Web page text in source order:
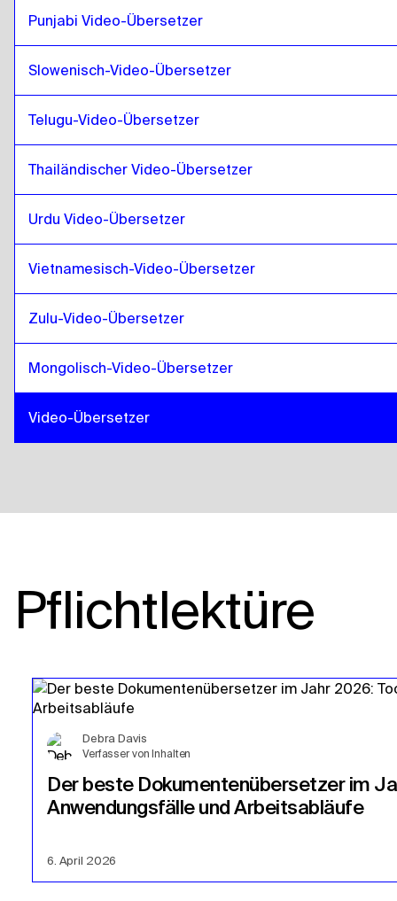
Costa Ricanisches Spanisch
Punjabi Video-Übersetzer
Slowenisch-Video-Übersetzer
Telugu-Video-Übersetzer
Thailändischer Video-Übersetzer
Urdu Video-Übersetzer
Vietnamesisch-Video-Übersetzer
Zulu-Video-Übersetzer
Mongolisch-Video-Übersetzer
Video-Übersetzer
Pflichtlektüre
Debra Davis
Verfasser von Inhalten
Der beste Dokumentenübersetzer im
Anwendungsfälle und Arbeitsabläufe
6. April 2026